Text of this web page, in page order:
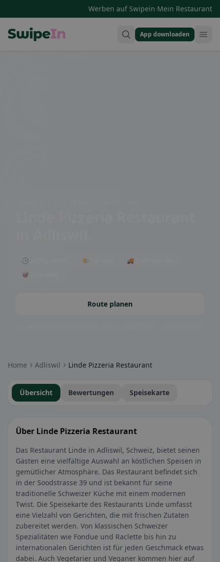
Werben auf Swipein·Mein Restaurant
App downloaden
🕒 Jetzt geöffnet 🌤 Terrasse
🚚 Lieferservice
🥡 Takeaway
Route planen
Home Adliswil Linde Pizzeria Restaurant
Übersicht Bewertungen Speisekarte
Über Linde Pizzeria Restaurant
Das Restaurant Linde in Adliswil, Schweiz, bietet seinen
Gästen eine vielfältige Auswahl an köstlichen Speisen in
gemütlicher Atmosphäre. Das Restaurant befindet sich
in der Soodstrasse 39 und ist bekannt für seine
traditionelle Schweizer Küche mit einem modernen
Twist. Die Speisekarte des Restaurants Linde umfasst
eine Vielzahl von Gerichten, die mit frischen Zutaten
zubereitet werden. Von klassischen Schweizer
Spezialitäten wie Fondue und Raclette bis hin zu
internationalen Gerichten ist für jeden Geschmack etwas
dabei. Auch Vegetarier und Veganer kommen hier auf